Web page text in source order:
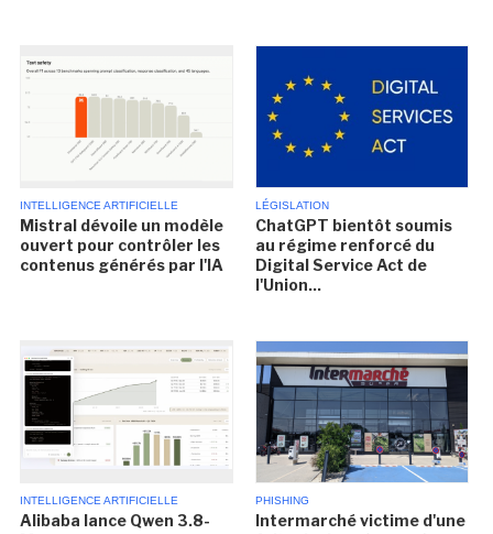
INTELLIGENCE ARTIFICIELLE
Mistral dévoile un modèle
ouvert pour contrôler les
contenus générés par l'IA
LÉGISLATION
ChatGPT bientôt soumis
au régime renforcé du
Digital Service Act de
l'Union...
INTELLIGENCE ARTIFICIELLE
Alibaba lance Qwen 3.8-
PHISHING
Intermarché victime d'une